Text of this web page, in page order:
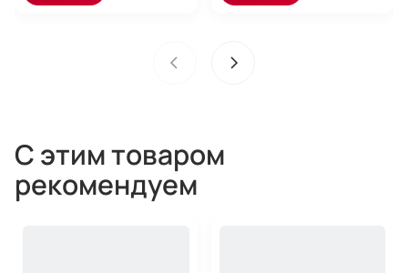
С этим товаром
рекомендуем